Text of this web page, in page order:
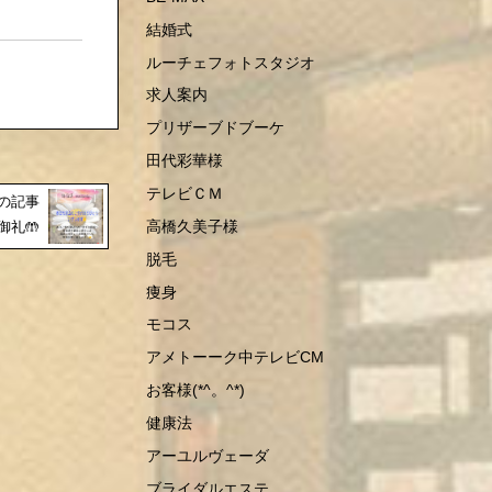
記事
礼🤲
結婚式
ルーチェフォトスタジオ
求人案内
プリザーブドブーケ
田代彩華様
テレビＣＭ
高橋久美子様
脱毛
痩身
モコス
アメトーーク中テレビCM
お客様(*^。^*)
健康法
アーユルヴェーダ
ブライダルエステ